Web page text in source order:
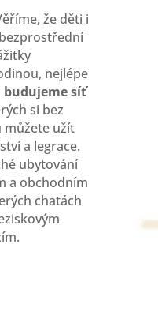
že děti i
nejlépe
budujemesíť
si bez
můžete užít
a legrace.
ubytování
a obchodním
chatách